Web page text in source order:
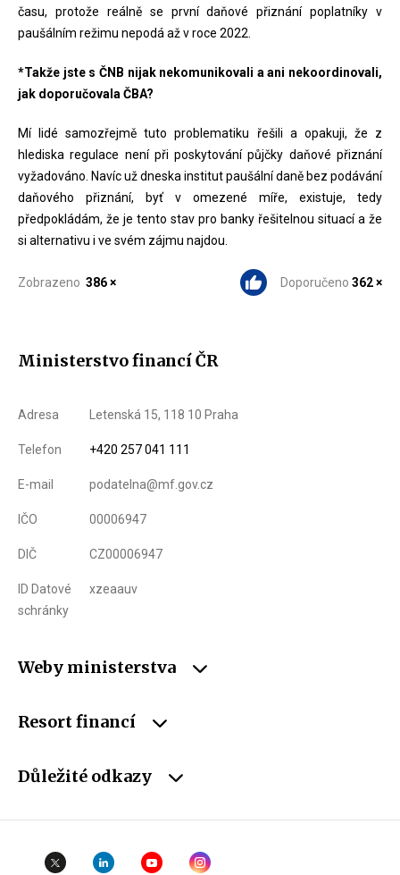
času, protože reálně se první daňové přiznání poplatníky v
paušálním režimu nepodá až v roce 2022.
*Takže jste s ČNB nijak nekomunikovali a ani nekoordinovali,
jak doporučovala ČBA?
Mí lidé samozřejmě tuto problematiku řešili a opakuji, že z
hlediska regulace není při poskytování půjčky daňové přiznání
vyžadováno. Navíc už dneska institut paušální daně bez podávání
daňového přiznání, byť v omezené míře, existuje, tedy
předpokládám, že je tento stav pro banky řešitelnou situací a že
si alternativu i ve svém zájmu najdou.
Zobrazeno 386 × Doporučeno 362 ×
Ministerstvo financí ČR
Adresa Letenská 15, 118 10 Praha
Telefon +420 257 041 111
E-mail podatelna@mf.gov.cz
IČO 00006947
DIČ CZ00006947
ID Datové
schránky
xzeaauv
Weby ministerstva
Resort financí
Důležité odkazy